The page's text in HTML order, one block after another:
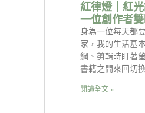
紅律燈｜紅
一位創作者
身為一位每天都
家，我的生活基
綱、剪輯時盯著
書籍之間來回切
閱讀全文 »